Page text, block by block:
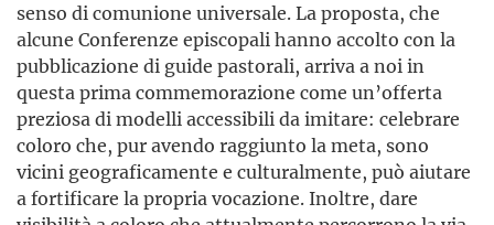
senso di comunione universale. La proposta, che
alcune Conferenze episcopali hanno accolto con la
pubblicazione di guide pastorali, arriva a noi in
questa prima commemorazione come un’offerta
preziosa di modelli accessibili da imitare: celebrare
coloro che, pur avendo raggiunto la meta, sono
vicini geograficamente e culturalmente, può aiutare
a fortificare la propria vocazione. Inoltre, dare